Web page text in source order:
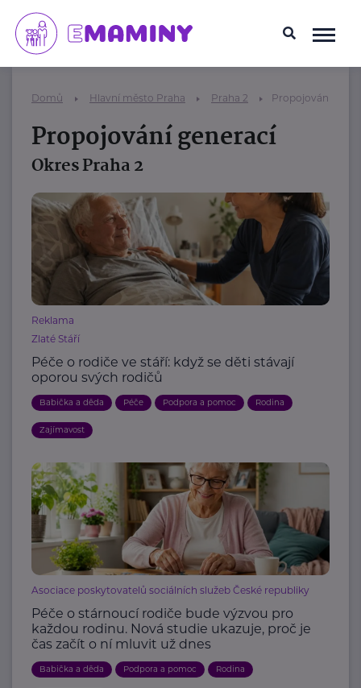
Domů Hlavní město Praha Praha 2 Propojování
Propojování generací
Okres Praha 2
Reklama
Zlaté Stáří
Péče o rodiče ve stáří: když se děti stávají
oporou svých rodičů
Babička a děda Péče Podpora a pomoc Rodina
Zajímavost
Asociace poskytovatelů sociálních služeb České republiky
Péče o stárnoucí rodiče bude výzvou pro
každou rodinu. Nová studie ukazuje, proč je
čas začít o ní mluvit už dnes
Babička a děda Podpora a pomoc Rodina